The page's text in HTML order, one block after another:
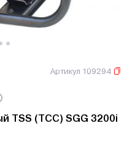
Артикул 109294
TSS (TCC) SGG 3200i